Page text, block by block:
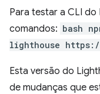
Para testar a CLI
comandos: bash
lighthouse https://
Esta versão do
de mudanças que